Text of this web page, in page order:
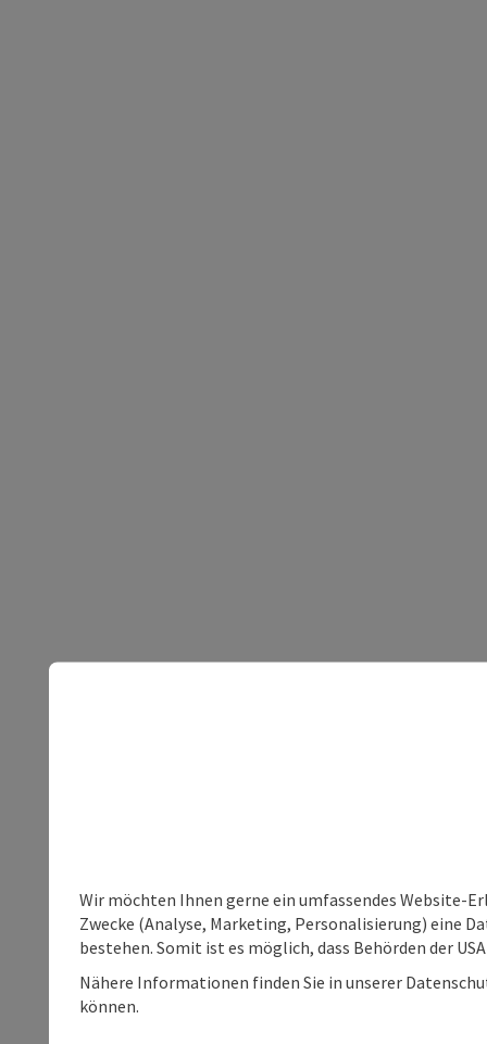
Wir möchten Ihnen gerne ein umfassendes Website-
Zwecke (Analyse, Marketing, Personalisierung) eine
bestehen. Somit ist es möglich, dass Behörden der
Nähere Informationen finden Sie in unserer
können.